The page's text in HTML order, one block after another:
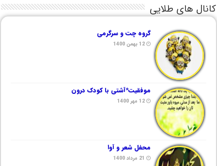
کانال های طلایی
گروه چت و سرگرمی
12 بهمن 1400
موفقیت*آشتی با کودک درون
12 مهر 1400
محفل شعر و آوا
21 مرداد 1400